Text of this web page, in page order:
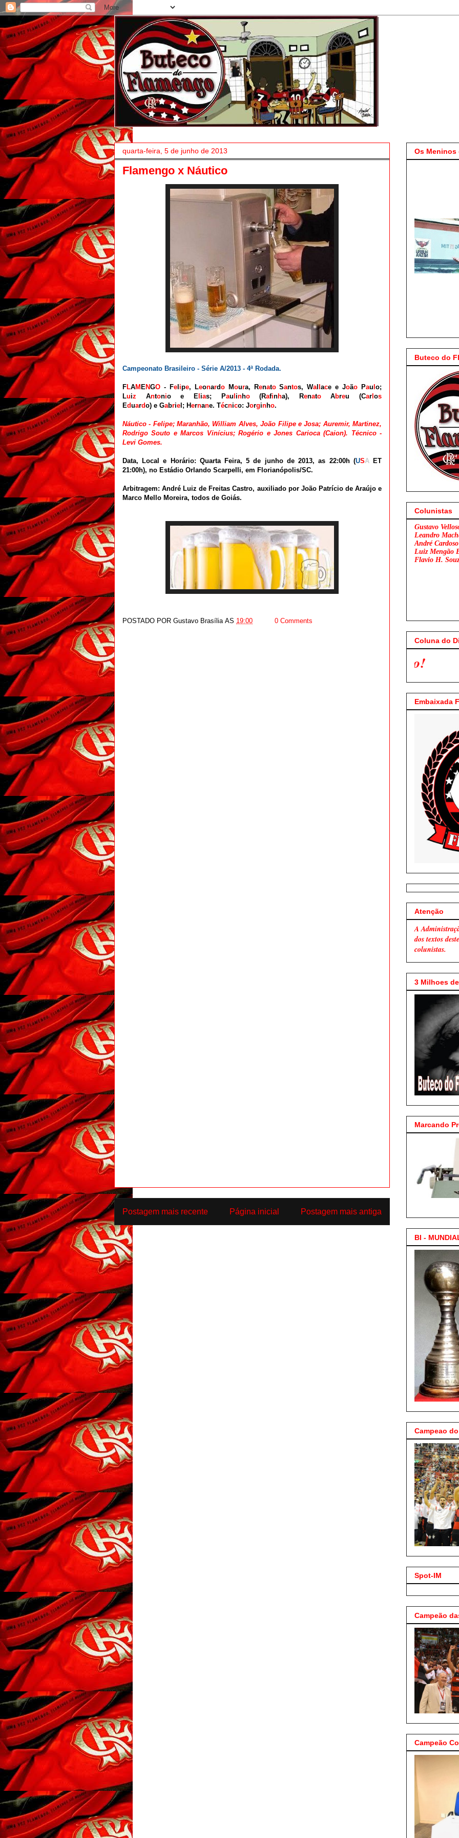
quarta-feira, 5 de junho de 2013
Flamengo x Náutico
Campeonato Brasileiro - Série A/2013 - 4ª Rodada.
FLAM ENGO - Fel ipe, Leonardo Moura, RenatoSantos,Wal lacee João Pau lo;
Luiz Antonio e El ias; Pau inho(Rafinha), RenatoAbreu (Car os
Eduardo) e Gabrie ; Hernane. Técnico: Jorginho.
Náutico - Felipe; Maranhão, William Alves, João Filipe e Josa; Auremir, Martinez,
Rodrigo Souto e Marcos Vinícius; Rogério e Jones Carioca (Caion). Técnico -
Levi Gomes.
Data, Local e Horário: Quarta Feira, 5 de junho de 2013, as 22:00h (USAET
21:00h), no Estádio Orlando Scarpelli, em Florianópolis/SC.
Arbitragem: André Luiz de Freitas Castro, auxiliado por João Patrício de Araújo e
Marco Mello Moreira, todos de Goiás.
POSTADO POR Gustavo Brasília AS 19:00 0 Comments
Postagem mais recente Postagem mais antiga
Página inicial
Os
Buteco do
Colunistas
Gustavo
Leandro
André Cardoso
Luiz Mengão
Flavio H.
Coluna do
Embaixada
Atenção
A
dos textos
colunistas.
3 Milhoes
Marcando
BI -
Campeao
Spot-IM
Campeão
Campeão